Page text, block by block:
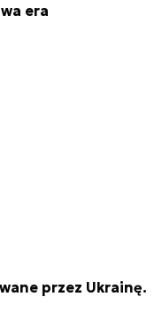
era
przez Ukrainę.